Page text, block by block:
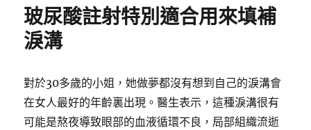
玻尿酸註射特別適合用來填補
淚溝
對於30多歲的小姐，她做夢都沒有想到自己的淚溝會
在女人最好的年齡裏出現。醫生表示，這種淚溝很有
可能是熬夜導致眼部的血液循環不良，局部組織流逝